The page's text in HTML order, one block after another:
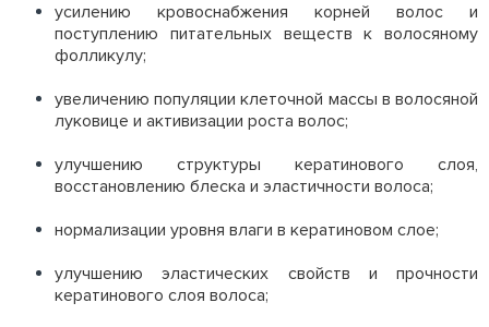
усилению кровоснабжения корней волос и
поступлению питательных веществ к волосяному
фолликулу;
увеличению популяции клеточной массы в волосяной
луковице и активизации роста волос;
улучшению структуры кератинового слоя,
восстановлению блеска и эластичности волоса;
нормализации уровня влаги в кератиновом слое;
улучшению эластических свойств и прочности
кератинового слоя волоса;